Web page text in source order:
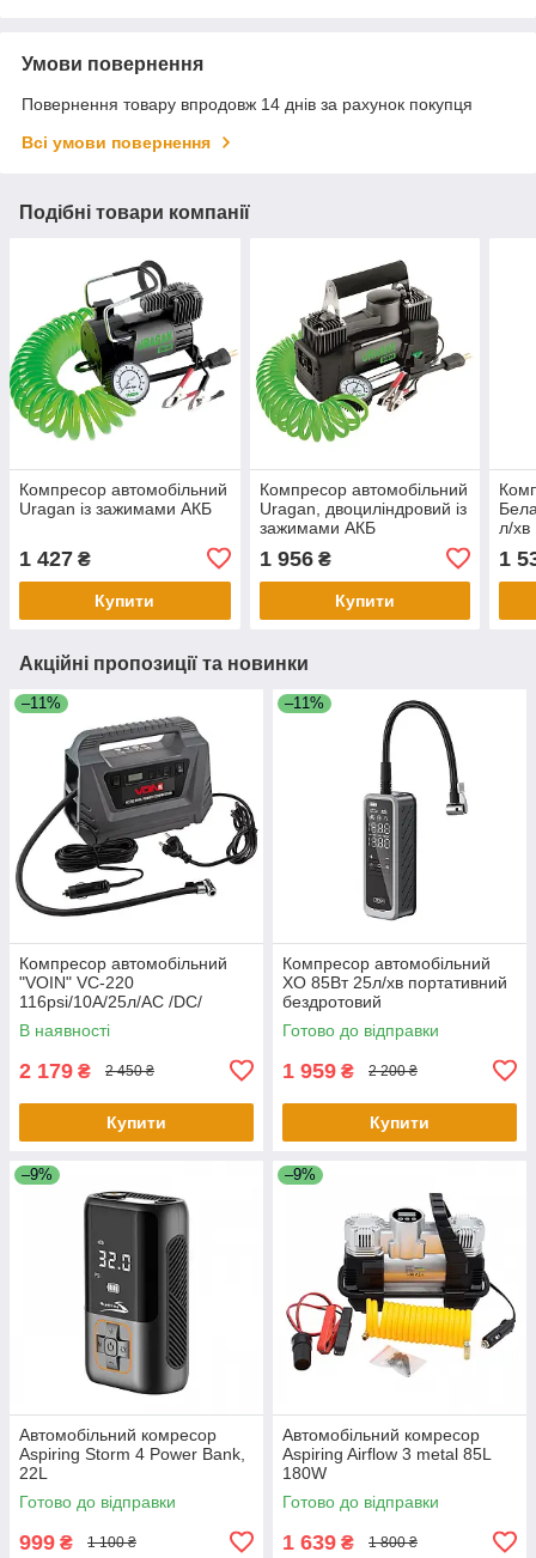
Умови повернення
Повернення товару впродовж 14 днів за рахунок покупця
Всі умови повернення
Подібні товари компанії
Компресор автомобільний
Uragan із зажимами АКБ
1 427 ₴
Купити
Компресор автомобільний
Uragan, двоциліндровий із
зажимами АКБ
1 956₴
Купити
л/хв
1
Акційні пропозиції та новинки
–11%
Компресор автомобільний
"VOIN" VC-220
116psi/10А/25л/AC /DC/
Автостоп
В наявності
2 179 ₴ 2 450 ₴
Купити
–11%
Компресор автомобільний
XO 85Вт 25л/хв портативний
бездротовий
Готово до відправки
1 959 ₴ 2 200 ₴
Купити
–9%
Автомобільний комресор
Aspiring Storm 4 Power Bank,
22L
Готово до відправки
999 ₴ 1 100 ₴
–9%
Автомобільний комресор
Aspiring Airflow 3 metal 85L
180W
Готово до відправки
1 639 ₴ 1 800 ₴